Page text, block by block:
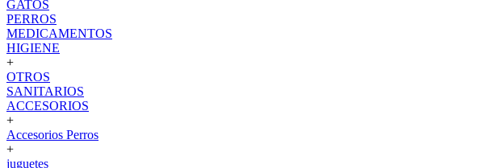
GATOS
PERROS
MEDICAMENTOS
HIGIENE
+
OTROS
SANITARIOS
ACCESORIOS
+
Accesorios Perros
+
juguetes